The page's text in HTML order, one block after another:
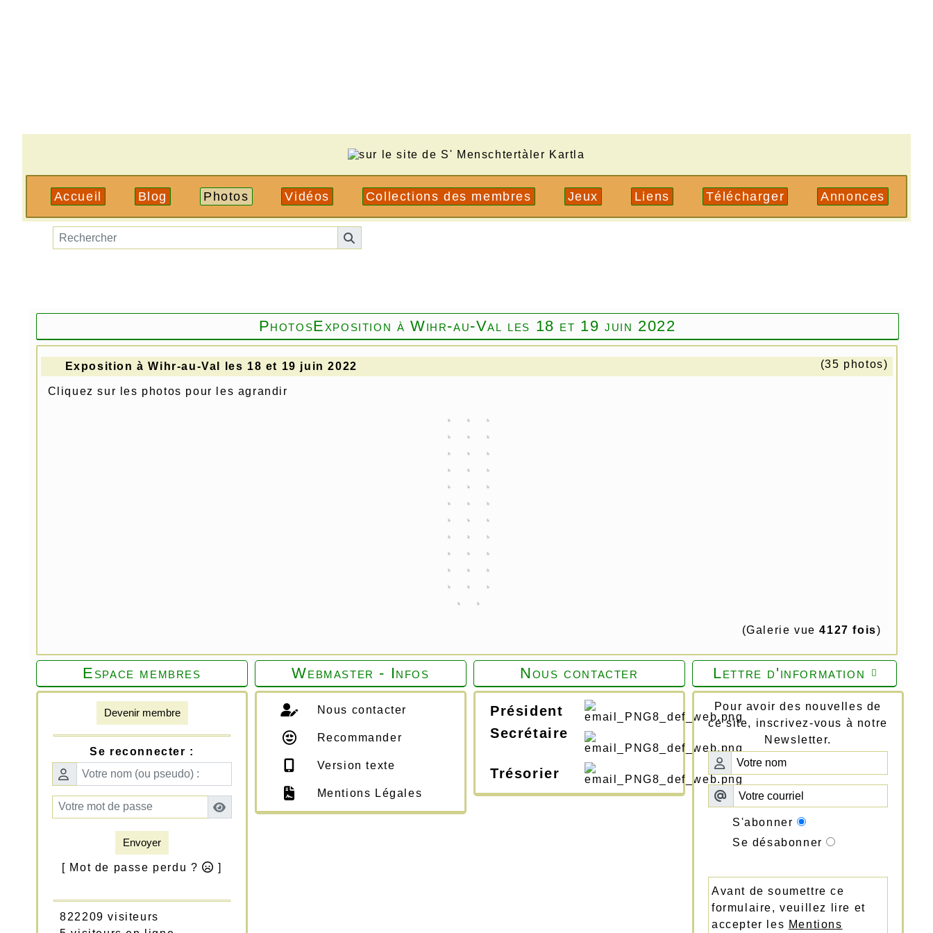
Accueil Blog Photos Vidéos Collections des membres Jeux Liens Télécharger Annonces
PhotosExposition à Wihr-au-Val les 18 et 19 juin 2022
Exposition à Wihr-au-Val les 18 et 19 juin 2022 (35 photos)
Cliquez sur les photos pour les agrandir
(Galerie vue4127 fois)
Espace membres
Devenir membre
Se reconnecter :
Envoyer
[ Mot de passe perdu ? ]
822209 visiteurs
Webmaster - Infos
Nous contacter
Recommander
Version texte
Mentions Légales
Nous contacter
Président
Secrétaire
Trésorier

Lettre d'information
Pour avoir des nouvelles de
ce site, inscrivez-vous à notre
Newsletter.
S'abonner
Se désabonner
Avant de soumettre ce
formulaire, veuillez lire et
accepter les Mentions